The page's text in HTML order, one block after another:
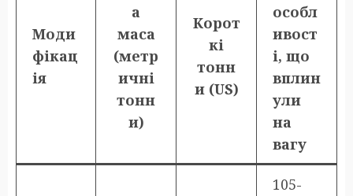
Моди
фікац
ія
а
маса
(метр
ичні
тонн
и)
Корот
кі
тонн
и (US)
особл
ивост
і, що
вплин
ули
на
вагу
105-